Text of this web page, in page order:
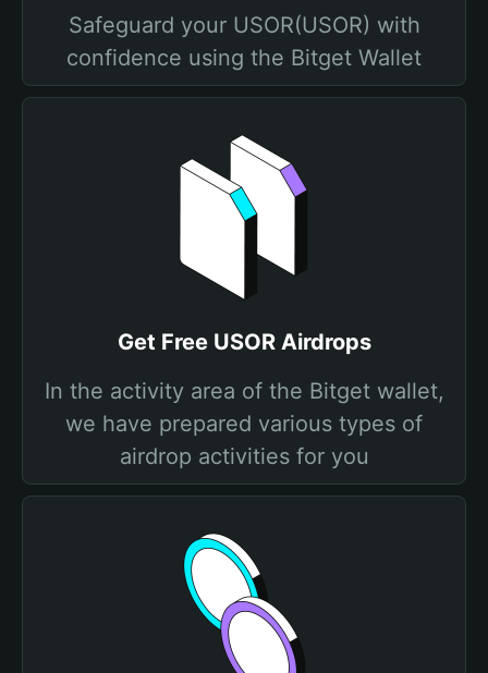
Safeguard your USOR(USOR) with
confidence using the Bitget Wallet
Get Free USOR Airdrops
In the activity area of the Bitget wallet,
we have prepared various types of
airdrop activities for you